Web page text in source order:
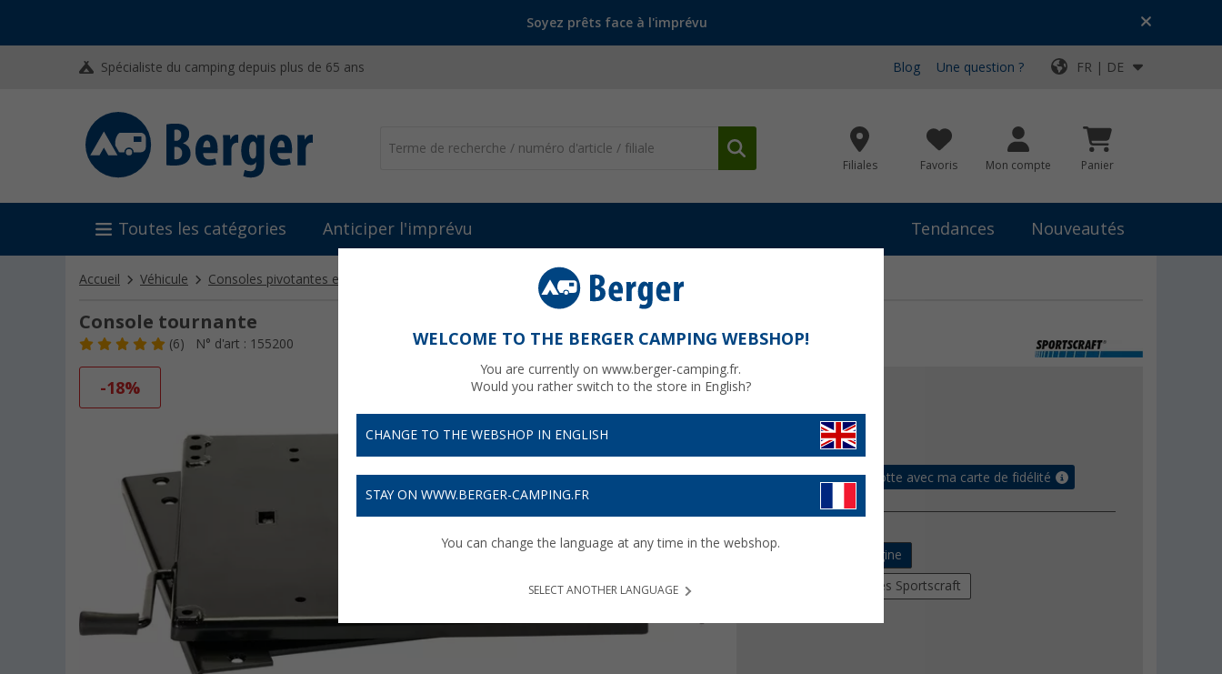
Soyez prêts face à l'imprévu
Spécialiste du camping depuis plus de 65 ans Blog Une question ? FR | DE
Filiales Favoris Mon compte Panier
Toutes les catégories Anticiper l'imprévu Tendances Nouveautés
Accueil Véhicule Consoles pivotantes et sièges Console tournante Fiat Ducato 230, Boxer, Jumper
Console tournante
(6) N° d'art : 155200
-18%
300,- €
livraison gratuite
9,00€ sur ma cagnotte avec ma carte de fidélité
pour le siège d'origine
pour tous les sièges Sportscraft
WELCOME TO THE BERGER CAMPING WEBSHOP!
You are currently on www.berger-camping.fr.
Would you rather switch to the store in English?
CHANGE TO THE WEBSHOP IN ENGLISH
STAY ON WWW.BERGER-CAMPING.FR
You can change the language at any time in the webshop.
SELECT ANOTHER LANGUAGE